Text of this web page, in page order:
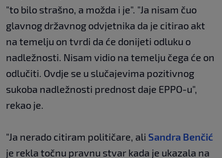
"to bilo strašno, a možda i je". "Ja nisam čuo
glavnog državnog odvjetnika da je citirao akt
na temelju on tvrdi da će donijeti odluku o
nadležnosti. Nisam vidio na temelju čega će on
odlučiti. Ovdje se u slučajevima pozitivnog
sukoba nadležnosti prednost daje EPPO-u",
rekao je.
"Ja nerado citiram političare, ali Sandra Benčić
je rekla točnu pravnu stvar kada je ukazala na